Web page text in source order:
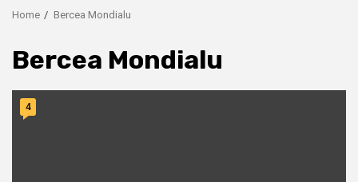
Home Bercea Mondialu
Bercea Mondialu
4